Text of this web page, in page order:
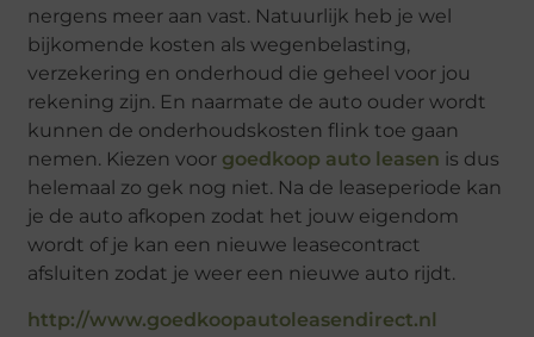
nergens meer aan vast. Natuurlijk heb je wel
bijkomende kosten als wegenbelasting,
verzekering en onderhoud die geheel voor jou
rekening zijn. En naarmate de auto ouder wordt
kunnen de onderhoudskosten flink toe gaan
nemen. Kiezen voor goedkoop auto leasen is dus
helemaal zo gek nog niet. Na de leaseperiode kan
je de auto afkopen zodat het jouw eigendom
wordt of je kan een nieuwe leasecontract
afsluiten zodat je weer een nieuwe auto rijdt.
http://www.goedkoopautoleasendirect.nl